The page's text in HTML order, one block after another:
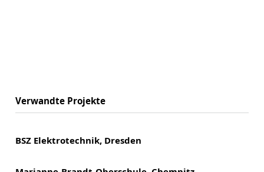
Verwandte Projekte
BSZ Elektrotechnik, Dresden